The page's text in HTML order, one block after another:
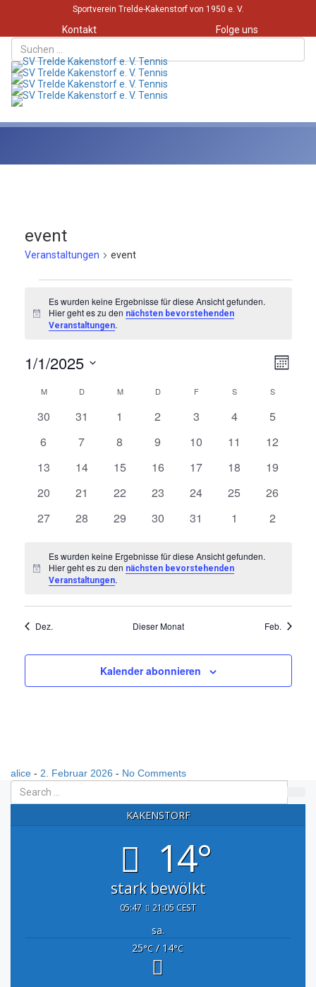
Sportverein Trelde-Kakenstorf von 1950 e. V.
Kontakt Folge uns
event
Veranstaltungen event
Hinweis
Es wurden keine Ergebnisse für diese Ansicht gefunden.
Hier geht es zu den nächsten bevorstehenden
Veranstaltungen.
Monat
1/1/2025
wählen.
Kalender
von
Veranstaltungen
MMONTAGDDIENSTAG
MMITTWOCH
D DONNERSTAG
FFREITAG SSAMSTAGSSONNTAG
0
30
0
31
0
1
0
2
0
3
0
4
0
5
0
6
0
7
0
8
0
9
0
10
0
11
0
12
0
13
0
14
0
15
0
16
0
17
0
18
0
19
0
20
0
21
0
22
0
23
0
24
0
25
0
26
0
27
0
28
0
29
0
30
0
31
0
1
0
2
Hinweis
Es wurden keine Ergebnisse für diese Ansicht gefunden.
Hier geht es zu den nächsten bevorstehenden
Veranstaltungen.
Dez. Dieser Monat Feb.
Kalender abonnieren
alice - 2. Februar 2026 - No Comments
KAKENSTORF
14°
stark bewölkt
05:47 21:05 CEST
sa.
25°C / 14°C